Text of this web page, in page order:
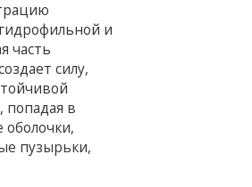
и
часть
силу,
попадая в
пузырьки,